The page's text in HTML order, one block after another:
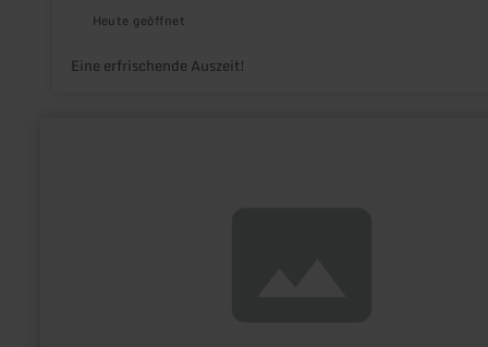
Heute geöffnet
Eine erfrischende Auszeit!